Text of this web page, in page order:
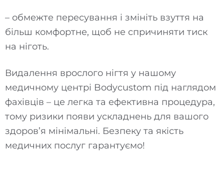
– обмежте пересування і змініть взуття на
більш комфортне, щоб не спричиняти тиск
на ніготь.
Видалення врослого нігтя у нашому
медичному центрі Bodycustom під наглядом
фахівців – це легка та ефективна процедура,
тому ризики появи ускладнень для вашого
здоров’я мінімальні. Безпеку та якість
медичних послуг гарантуємо!